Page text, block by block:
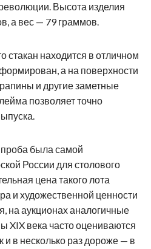
Высота изделия
а вес — 79 граммов.
стакан находится в отличном
а на поверхности
и другие заметные
позволяет точно
проба была самой
России для столового
цена такого лота
и художественной ценности
на аукционах аналогичные
XIX века часто оцениваются
и в несколько раз дороже — в